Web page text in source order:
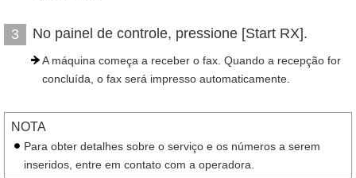
3 No painel de controle, pressione [Start RX].
A máquina começa a receber o fax. Quando a recepção for
concluída, o fax será impresso automaticamente.
NOTA
Para obter detalhes sobre o serviço e os números a serem
inseridos, entre em contato com a operadora.